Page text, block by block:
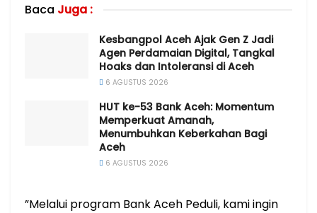
Baca Juga :
Kesbangpol Aceh Ajak Gen Z Jadi
Agen Perdamaian Digital, Tangkal
Hoaks dan Intoleransi di Aceh
6 AGUSTUS 2026
HUT ke-53 Bank Aceh: Momentum
Memperkuat Amanah,
Menumbuhkan Keberkahan Bagi
Aceh
6 AGUSTUS 2026
​”Melalui program Bank Aceh Peduli, kami ingin